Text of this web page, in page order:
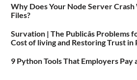
Why Does Your Node Server
Files?
Survation | The Publicâs Problems
Cost of living and Restoring Trust in
9 Python Tools That Employers Pay